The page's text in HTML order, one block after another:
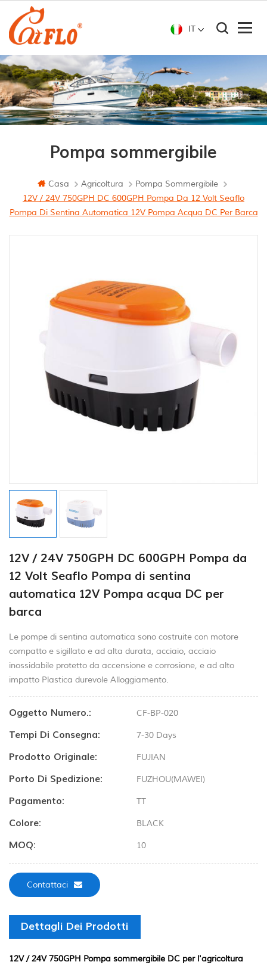
IT
Pompa sommergibile
Casa Agricoltura
Pompa Sommergibile
12V / 24V 750GPH DC 600GPH Pompa Da 12 Volt Seaflo
Pompa Di Sentina Automatica 12V Pompa Acqua DC Per Barca
12V / 24V 750GPH DC 600GPH Pompa da
12 Volt Seaflo Pompa di sentina
automatica 12V Pompa acqua DC per
barca
Le pompe di sentina automatica sono costruite con motore
compatto e sigillato e ad alta durata, acciaio, acciaio
inossidabile protetto da accensione e corrosione, e ad alto
impatto Plastica durevole Alloggiamento.
Oggetto Numero.: CF-BP-020
Tempi Di Consegna: 7-30 Days
Prodotto Originale: FUJIAN
Porto Di Spedizione: FUZHOU(MAWEI)
Pagamento: TT
Colore: BLACK
MOQ: 10
Contattaci
Dettagli Dei Prodotti
12V / 24V 750GPH Pompa sommergibile DC per l'agricoltura